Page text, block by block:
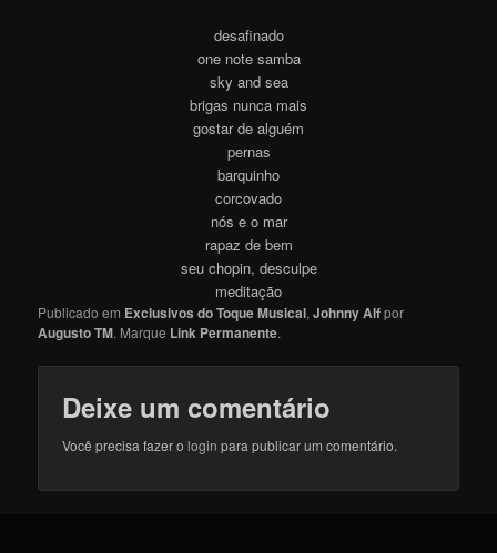
desafinado
one note samba
sky and sea
brigas nunca mais
gostar de alguém
pernas
barquinho
corcovado
nós e o mar
rapaz de bem
seu chopin, desculpe
meditação
Publicado em Exclusivos do Toque Musical,Johnny Alfpor
Augusto TM. Marque Link Permanente.
Deixe um comentário
Você precisa fazer ologin para publicar um comentário.